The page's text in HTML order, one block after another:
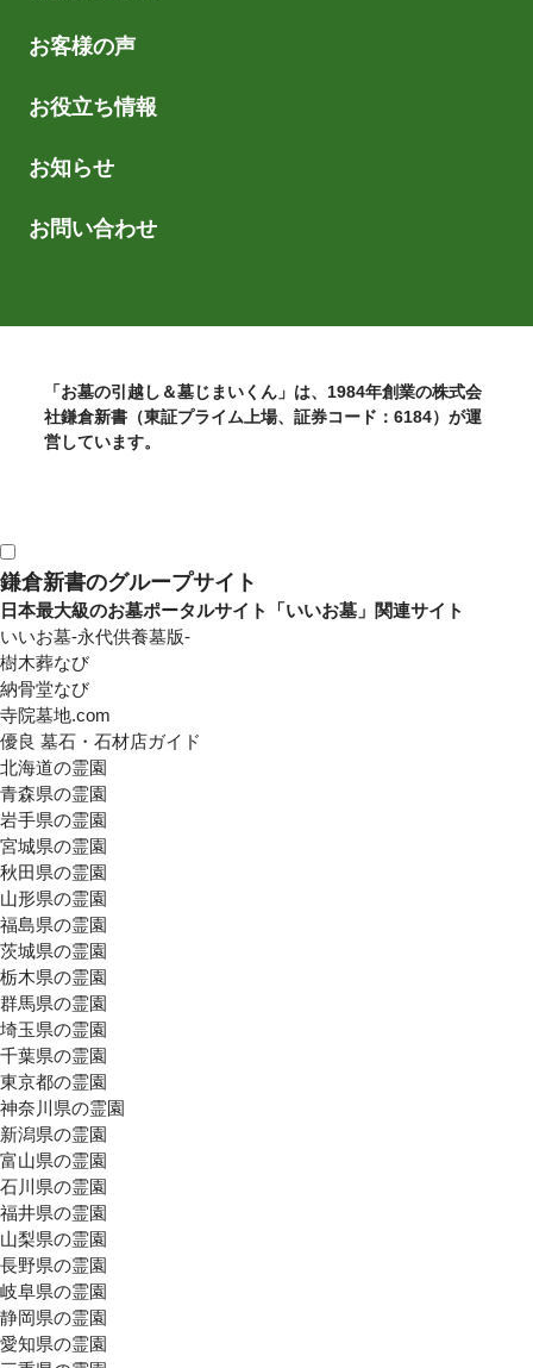
お客様の声
お役立ち情報
お知らせ
お問い合わせ
「お墓の引越し＆墓じまいくん」は、1984年創業の株式会
社鎌倉新書（東証プライム上場、証券コード：6184）が運
営しています。
鎌倉新書のグループサイト
日本最大級のお墓ポータルサイト「いいお墓」関連サイト
いいお墓-永代供養墓版-
樹木葬なび
納骨堂なび
寺院墓地.com
優良 墓石・石材店ガイド
北海道の霊園
青森県の霊園
岩手県の霊園
宮城県の霊園
秋田県の霊園
山形県の霊園
福島県の霊園
茨城県の霊園
栃木県の霊園
群馬県の霊園
埼玉県の霊園
千葉県の霊園
東京都の霊園
神奈川県の霊園
新潟県の霊園
富山県の霊園
石川県の霊園
福井県の霊園
山梨県の霊園
長野県の霊園
岐阜県の霊園
静岡県の霊園
愛知県の霊園